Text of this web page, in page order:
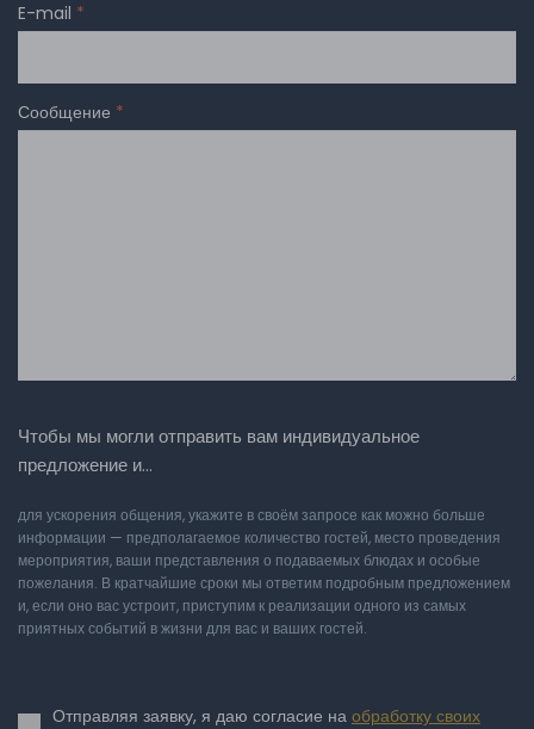
E-mail *
Сообщение *
Чтобы мы могли отправить вам индивидуальное
предложение и…
для ускорения общения, укажите в своём запросе как можно больше
информации — предполагаемое количество гостей, место проведения
мероприятия, ваши представления о подаваемых блюдах и особые
пожелания. В кратчайшие сроки мы ответим подробным предложением
и, если оно вас устроит, приступим к реализации одного из самых
приятных событий в жизни для вас и ваших гостей.
Отправляя заявку, я даю согласие на обработку своих